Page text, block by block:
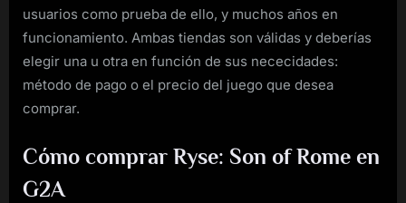
usuarios como prueba de ello, y muchos años en
funcionamiento. Ambas tiendas son válidas y deberías
elegir una u otra en función de sus nececidades:
método de pago o el precio del juego que desea
comprar.
Cómo comprar Ryse: Son of Rome en
G2A